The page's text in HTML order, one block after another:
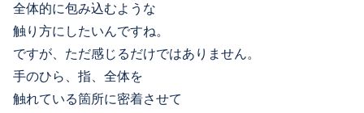
全体的に包み込むような
触り方にしたいんですね。
ですが、ただ感じるだけではありません。
手のひら、指、全体を
触れている箇所に密着させて